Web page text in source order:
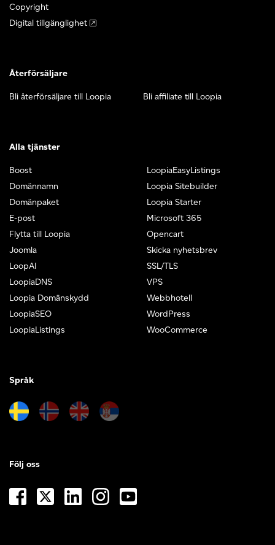
Copyright
Digital tillgänglighet
Återförsäljare
Bli återförsäljare till Loopia Bli affiliate till Loopia
Alla tjänster
Boost
Domännamn
Domänpaket
E-post
Flytta till Loopia
Joomla
LoopAI
LoopiaDNS
Loopia Domänskydd
LoopiaSEO
LoopiaListings
LoopiaEasyListings
Loopia Sitebuilder
Loopia Starter
Microsoft 365
Opencart
Skicka nyhetsbrev
SSL/TLS
VPS
Webbhotell
WordPress
WooCommerce
Språk
Följ oss